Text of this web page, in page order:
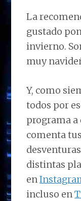
La
gustado
invierno.
muy
Y, como
todos por
programa a
comenta
distintas
en
incluso en